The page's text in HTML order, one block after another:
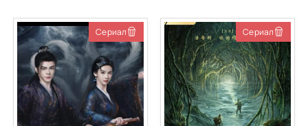
Сериал Сериал